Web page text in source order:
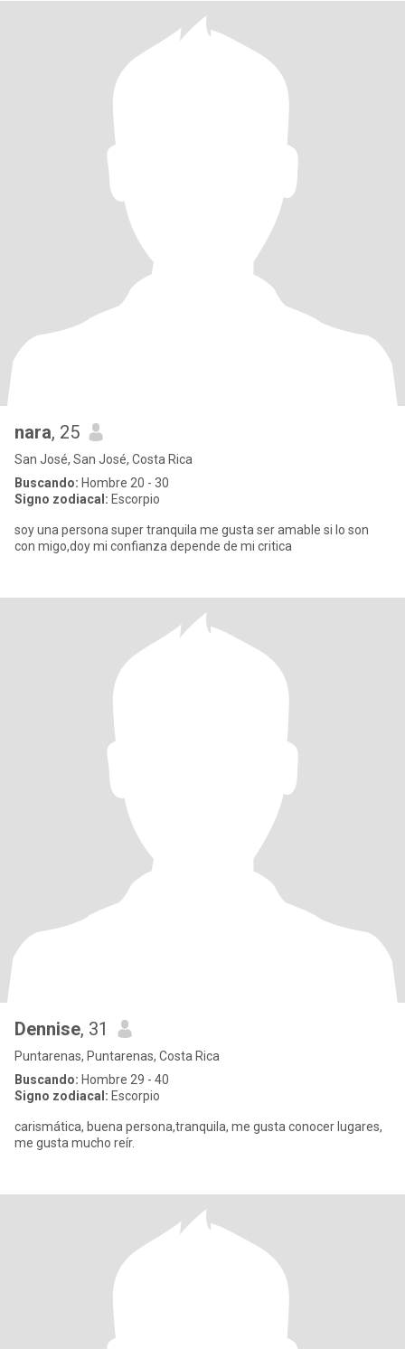
nara, 25
San José, San José, Costa Rica
Buscando: Hombre 20 - 30
Signo zodiacal: Escorpio
soy una persona super tranquila me gusta ser amable si lo son
con migo,doy mi confianza depende de mi critica
Dennise, 31
Puntarenas, Puntarenas, Costa Rica
Buscando: Hombre 29 - 40
Signo zodiacal: Escorpio
carismática, buena persona,tranquila, me gusta conocer lugares,
me gusta mucho reír.